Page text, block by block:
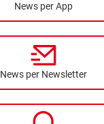
News per App
News per Newsletter